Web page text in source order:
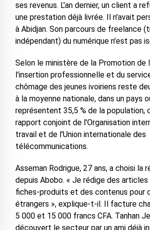
ses revenus. L'an dernier, un client a
une prestation déjà livrée. Il n'avait
à Abidjan. Son parcours de freelance
indépendant) du numérique n'est pas
Selon le ministère de la Promotion de
l'insertion professionnelle et du
chômage des jeunes ivoiriens reste
à la moyenne nationale, dans un pays
représentent 35,5 % de la population,
rapport conjoint de l'Organisation
travail et de l'Union internationale des
télécommunications.
Asseman Rodrigue, 27 ans, a choisi la
depuis Abobo. « Je rédige des articles
fiches-produits et des contenus pour
étrangers », explique-t-il. Il facture
5 000 et 15 000 francs CFA. Tanhan
découvert le secteur par un ami déjà